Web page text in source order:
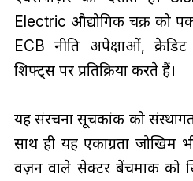
Electric औद्योगिक चक्र को
ECB नीति अपेक्षाओं,
शिफ्ट्स पर प्रतिक्रिया करते हैं।
यह संरचना सूचकांक को
साथ ही यह एकाग्रता जोखिम
वज़न वाले सेक्टर बेंचमार्क को